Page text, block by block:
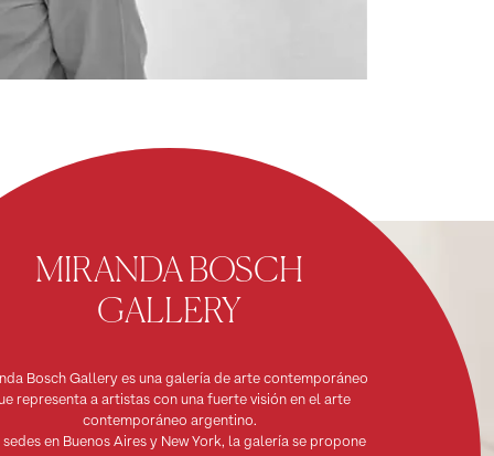
MIRANDA BOSCH
GALLERY
Bosch Gallery es una galería de arte contemporáneo
representa a artistas con una fuerte visión en el arte
contemporáneo argentino.
en Buenos Aires y New York, la galería se propone